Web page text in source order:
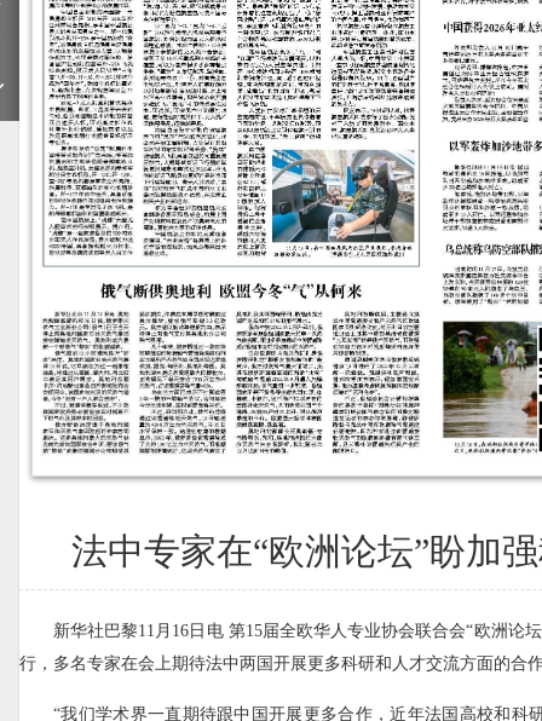
法中专家在“欧洲论坛”盼加
新华社巴黎11月16日电 第15届全欧华人专业协会联合会“欧洲论
行，多名专家在会上期待法中两国开展更多科研和人才交流方面的合
“我们学术界一直期待跟中国开展更多合作，近年法国高校和科